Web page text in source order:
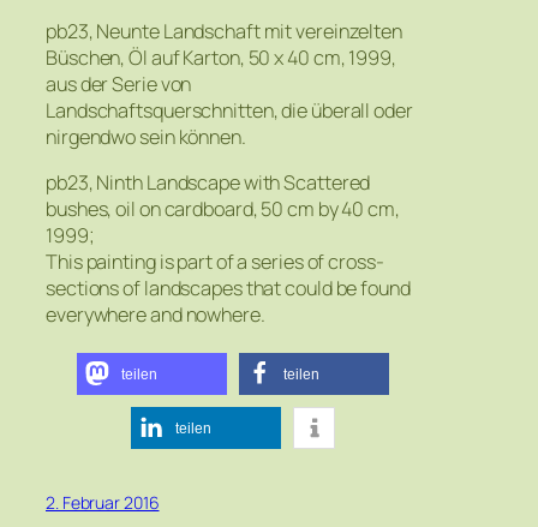
pb23, Neunte Landschaft mit vereinzelten
Büschen, Öl auf Karton, 50 x 40 cm, 1999,
aus der Serie von
Landschaftsquerschnitten, die überall oder
nirgendwo sein können.
pb23, Ninth Landscape with Scattered
bushes, oil on cardboard, 50 cm by 40 cm,
1999;
This painting is part of a series of cross-
sections of landscapes that could be found
everywhere and nowhere.
teilen teilen
teilen
2. Februar 2016